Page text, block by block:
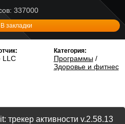
337000
В закладки
LLC
Категория:
Программы/
Здоровье и фитнес
трекер активности v.2.58.13